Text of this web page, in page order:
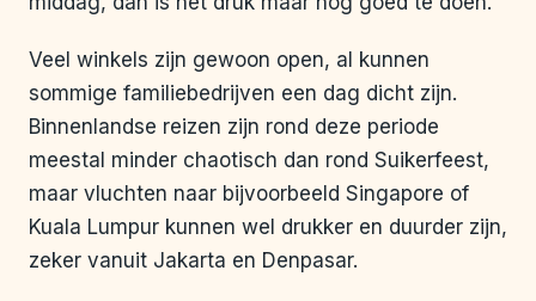
Veel winkels zijn gewoon open, al kunnen
sommige familiebedrijven een dag dicht zijn.
Binnenlandse reizen zijn rond deze periode
meestal minder chaotisch dan rond Suikerfeest,
maar vluchten naar bijvoorbeeld Singapore of
Kuala Lumpur kunnen wel drukker en duurder zijn,
zeker vanuit Jakarta en Denpasar.